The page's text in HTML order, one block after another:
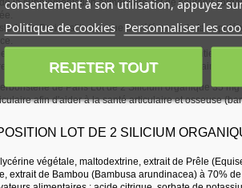
la supplémentation alimentaire est de soutenir
de Paris est la marque de référence de la
action dans la durée, pour participer au maintien de
dans la durée en arrêtant 1 semaine et
de Paris Lot de 2 Silicium organique 35
afin d'aider à la santé articulaire et osseuse
LOT DE 2 SILICIUM
végétale, maltodextrine, extrait de Prêle
extrait de Bambou (Bambusa arundinacea) à 70%
consentement à son utilisation, appuyez
Politique de cookies Personnaliser les
REJETER TOUT